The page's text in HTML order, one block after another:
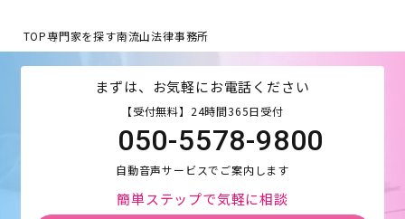
TOP専門家を探す南流山法律事務所
まずは、お気軽にお電話ください
【受付無料】24時間365日受付
050-5578-9800
自動音声サービスでご案内します
簡単ステップで気軽に相談